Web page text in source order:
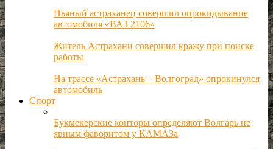
Пьяный астраханец совершил опрокидывание
автомобиля «ВАЗ 2106»
Житель Астрахани совершил кражу при поиске
работы
На трассе «Астрахань – Волгоград» опрокинулся
автомобиль
Спорт
Букмекерские конторы определяют Волгарь не
явным фаворитом у КАМАЗа